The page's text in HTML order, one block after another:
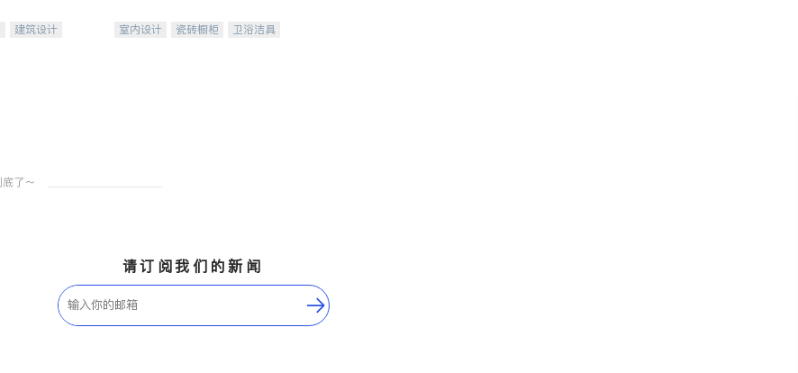
建筑设计
室内设计 瓷砖橱柜
卫浴洁具
请订阅我们的新闻